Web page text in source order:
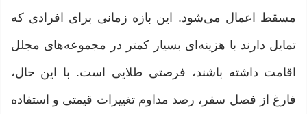
مسقط اعمال می‌شود. این بازه زمانی برای افرادی که
تمایل دارند با هزینه‌ای بسیار کمتر در مجموعه‌های مجلل
اقامت داشته باشند، فرصتی طلایی است. با این حال،
فارغ از فصل سفر، رصد مداوم تغییرات قیمتی و استفاده